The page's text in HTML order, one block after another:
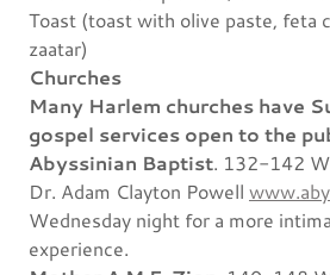
Toast (toast with olive paste, feta
zaatar)
Churches
Many Harlem churches have
gospel services open to the
Abyssinian Baptist. 132-142
Dr. Adam Clayton Powell
Wednesday night for a more
experience.